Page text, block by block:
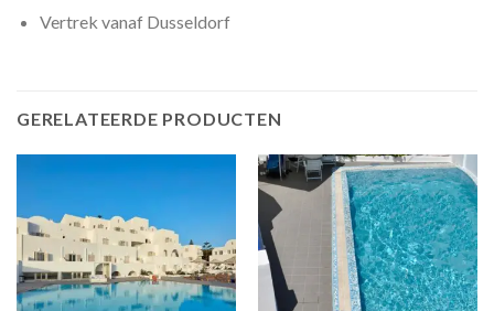
Vertrek vanaf Dusseldorf
GERELATEERDE PRODUCTEN